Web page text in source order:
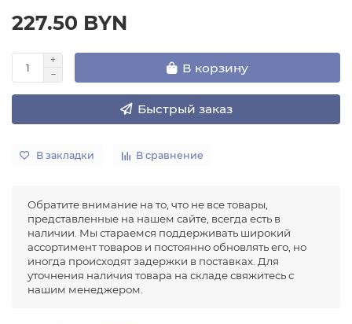
227.50 BYN
В корзину
Быстрый заказ
В закладки В сравнение
Обратите внимание на то, что не все товары,
представленные на нашем сайте, всегда есть в
наличии. Мы стараемся поддерживать широкий
ассортимент товаров и постоянно обновлять его, но
иногда происходят задержки в поставках. Для
уточнения наличия товара на складе свяжитесь с
нашим менеджером.